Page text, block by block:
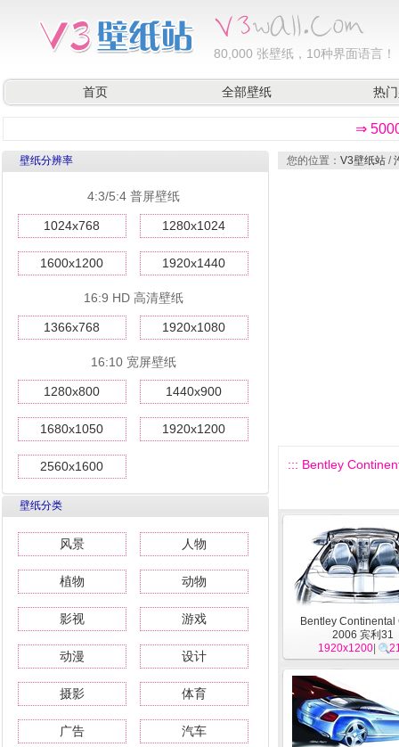
80,000 张壁纸，10种界面语言！
首页 全部壁纸 热
⇒
壁纸分辨率
4:3/5:4 普屏壁纸
1024x768 1280x1024
1600x1200 1920x1440
16:9 HD 高清壁纸
1366x768 1920x1080
16:10 宽屏壁纸
1280x800 1440x900
1680x1050 1920x1200
2560x1600
壁纸分类
风景 人物
植物 动物
影视 游戏
动漫 设计
摄影 体育
广告 汽车
您的位置： V3壁纸站 /
::: Bentley
Bentley Continental
2006 宾利31
1920x1200